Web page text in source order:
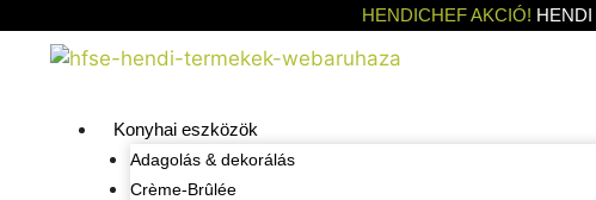
HENDICHEF AKCIÓ! HENDI
Konyhai eszközök
Adagolás & dekorálás
Crème-Brûlée